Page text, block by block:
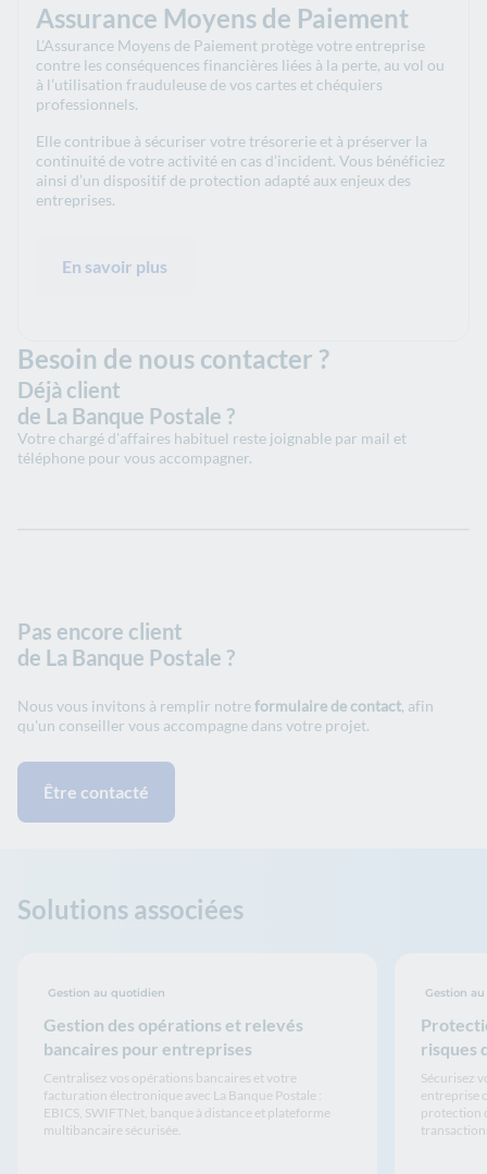
Assurance Moyens de Paiement
L’Assurance Moyens de Paiement protège votre entreprise
contre les conséquences financières liées à la perte, au vol ou
à l’utilisation frauduleuse de vos cartes et chéquiers
professionnels.
Elle contribue à sécuriser votre trésorerie et à préserver la
continuité de votre activité en cas d’incident. Vous bénéficiez
ainsi d’un dispositif de protection adapté aux enjeux des
entreprises.
En savoir plus
Besoin de nous contacter ?
Déjà client
de La Banque Postale ?
Votre chargé d'affaires habituel reste joignable par mail et
téléphone pour vous accompagner.
Pas encore client
de La Banque Postale ?
Nous vous invitons à remplir notreformulaire de contact, afin
qu'un conseiller vous accompagne dans votre projet.
Être contacté
Solutions associées
Gestion des opérations et relevés
bancaires pour entreprises
Gestion au quotidien
Centralisez vos opérations bancaires et votre
facturation électronique avec La Banque Postale :
EBICS, SWIFTNet, banque à distance et plateforme
multibancaire sécurisée.
risques
Gestion
Sécurisez
entreprise
protection